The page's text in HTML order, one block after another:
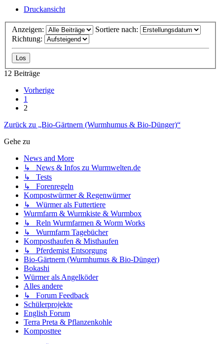
Druckansicht
Anzeigen:
Sortiere nach:
Richtung:
12 Beiträge
Vorherige
1
2
Zurück zu „Bio-Gärtnern (Wurmhumus & Bio-Dünger)“
Gehe zu
News and More
↳ News & Infos zu Wurmwelten.de
↳ Tests
↳ Forenregeln
Kompostwürmer & Regenwürmer
↳ Würmer als Futtertiere
Wurmfarm & Wurmkiste & Wurmbox
↳ Reln Wurmfarmen & Worm Works
↳ Wurmfarm Tagebücher
Komposthaufen & Misthaufen
↳ Pferdemist Entsorgung
Bio-Gärtnern (Wurmhumus & Bio-Dünger)
Bokashi
Würmer als Angelköder
Alles andere
↳ Forum Feedback
Schülerprojekte
English Forum
Terra Preta & Pflanzenkohle
Komposttee